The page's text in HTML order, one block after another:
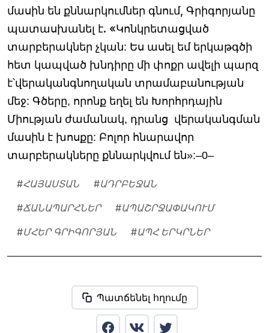
մասին են քննարկումներ գնում, Գրիգորյանը
պատասխանել է. «Կոնկրետացված
տարբերակներ չկան: Ես ասել եմ երկաթգծի
հետ կապված խնդիրը մի փոքր ավելի պարզ
է՝վերականգնողական տրամաբանության
մեջ: Գծերը, որոնք եղել են Խորհրդային
Միության ժամանակ, դրանց վերականգման
մասին է խոսքը: Բոլոր հնարավոր
տարբերակները քննարկվում են»:–0–
#ՀԱՅԱՍՏԱՆ #ԱԴՐԲԵՋԱՆ
#ՃԱՆԱՊԱՐՀՆԵՐ #ԱՊԱՇՐՋԱՓԱԿՈՒՄ
#ՄՀԵՐ ԳՐԻԳՈՐՅԱՆ #ԱՊՀ ԵՐԿՐՆԵՐ
Պատճենել հղումը